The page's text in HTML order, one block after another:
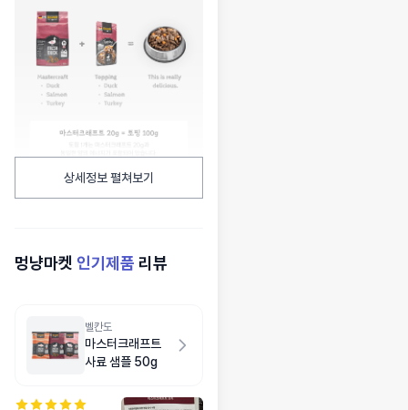
상세정보 펼쳐보기
멍냥마켓 인기제품 리뷰
벨칸도
마스터크래프트
사료 샘플 50g